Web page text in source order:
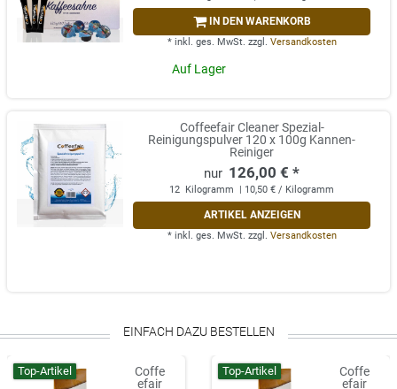
IN DEN WARENKORB
* inkl. ges. MwSt. zzgl. Versandkosten
Auf Lager
Coffeefair Cleaner Spezial-
Reinigungspulver 120 x 100g Kannen-
Reiniger
126,00 € *
12 Kilogramm | 10,50 € / Kilogramm
ARTIKEL ANZEIGEN
* inkl. ges. MwSt. zzgl. Versandkosten
EINFACH DAZU BESTELLEN
Top-Artikel
Coffe
efair
Top-Artikel
Coffe
efair